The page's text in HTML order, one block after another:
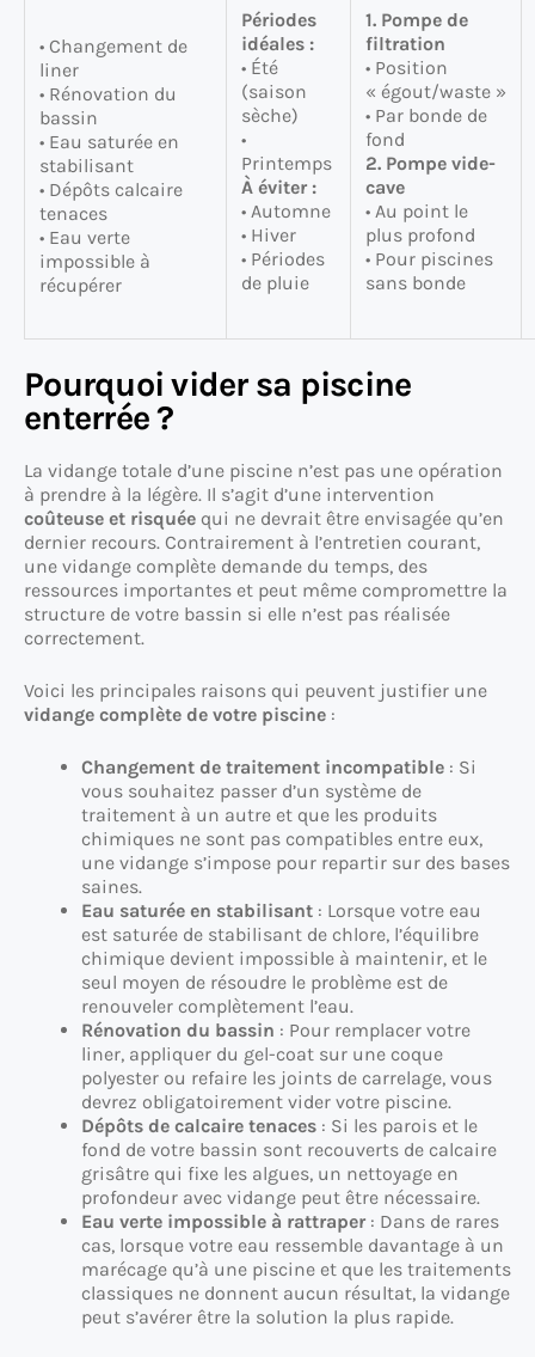
• Changement de
liner
• Rénovation du
bassin
• Eau saturée en
stabilisant
• Dépôts calcaire
tenaces
• Eau verte
impossible à
récupérer
Périodes
idéales :
• Été
(saison
sèche)
•
Printemps
À éviter :
• Automne
• Hiver
• Périodes
de pluie
1. Pompe de
filtration
• Position
« égout/waste »
• Par bonde de
fond
2. Pompe vide-
cave
• Au point le
plus profond
• Pour piscines
sans bonde
Pourquoi vider sa piscine
enterrée ?
La vidange totale d’une piscine n’est pas une opération
à prendre à la légère. Il s’agit d’une intervention
coûteuse et risquée qui ne devrait être envisagée qu’en
dernier recours. Contrairement à l’entretien courant,
une vidange complète demande du temps, des
ressources importantes et peut même compromettre la
structure de votre bassin si elle n’est pas réalisée
correctement.
Voici les principales raisons qui peuvent justifier une
vidange complète de votre piscine :
Changement de traitement incompatible : Si
vous souhaitez passer d’un système de
traitement à un autre et que les produits
chimiques ne sont pas compatibles entre eux,
une vidange s’impose pour repartir sur des bases
saines.
Eau saturée en stabilisant : Lorsque votre eau
est saturée de stabilisant de chlore, l’équilibre
chimique devient impossible à maintenir, et le
seul moyen de résoudre le problème est de
renouveler complètement l’eau.
Rénovation du bassin : Pour remplacer votre
liner, appliquer du gel-coat sur une coque
polyester ou refaire les joints de carrelage, vous
devrez obligatoirement vider votre piscine.
Dépôts de calcaire tenaces : Si les parois et le
fond de votre bassin sont recouverts de calcaire
grisâtre qui fixe les algues, un nettoyage en
profondeur avec vidange peut être nécessaire.
Eau verte impossible à rattraper : Dans de rares
cas, lorsque votre eau ressemble davantage à un
marécage qu’à une piscine et que les traitements
classiques ne donnent aucun résultat, la vidange
peut s’avérer être la solution la plus rapide.